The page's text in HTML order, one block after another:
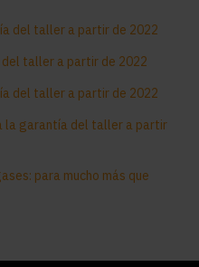
del taller a partir de 2022
taller a partir de 2022
del taller a partir de 2022
la garantía del taller a partir
para mucho más que